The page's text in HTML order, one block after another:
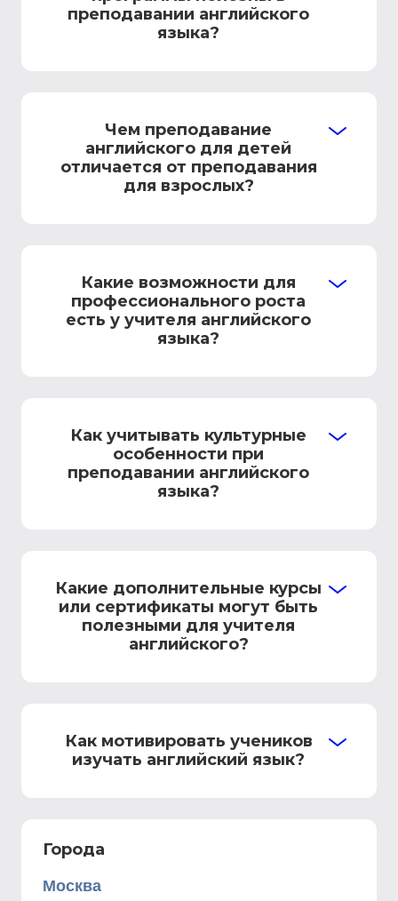
преподавании английского
языка?
Чем преподавание
английского для детей
отличается от преподавания
для взрослых?
Какие возможности для
профессионального роста
есть у учителя английского
языка?
Как учитывать культурные
особенности при
преподавании английского
языка?
Какие дополнительные курсы
или сертификаты могут быть
полезными для учителя
английского?
Как мотивировать учеников
изучать английский язык?
Города
Москва